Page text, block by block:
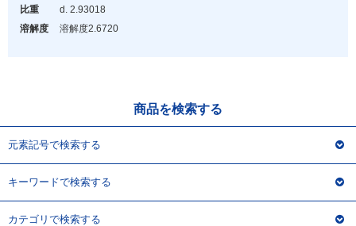
化学教材・オリジナルグッズ
比重
d. 2.93018
溶解度
溶解度2.6720
商品を検索する
元素記号で検索する
キーワードで検索する
カテゴリで検索する